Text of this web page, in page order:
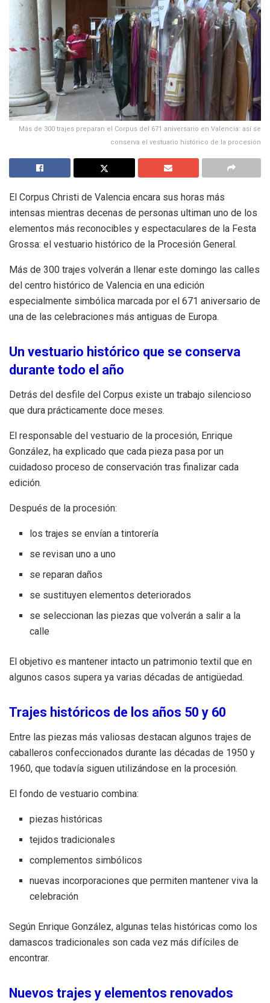
Más de 300 trajes preparan el Corpus del 671 aniversario en Valencia: así se
conserva el vestuario histórico de la procesión
El Corpus Christi de Valencia encara sus horas más
intensas mientras decenas de personas ultiman uno de los
elementos más reconocibles y espectaculares de la Festa
Grossa: el vestuario histórico de la Procesión General.
Más de 300 trajes volverán a llenar este domingo las calles
del centro histórico de Valencia en una edición
especialmente simbólica marcada por el 671 aniversario de
una de las celebraciones más antiguas de Europa.
Un vestuario histórico que se conserva
durante todo el año
Detrás del desfile del Corpus existe un trabajo silencioso
que dura prácticamente doce meses.
El responsable del vestuario de la procesión, Enrique
González, ha explicado que cada pieza pasa por un
cuidadoso proceso de conservación tras finalizar cada
edición.
Después de la procesión:
los trajes se envían a tintorería
se revisan uno a uno
se reparan daños
se sustituyen elementos deteriorados
se seleccionan las piezas que volverán a salir a la
calle
El objetivo es mantener intacto un patrimonio textil que en
algunos casos supera ya varias décadas de antigüedad.
Trajes históricos de los años 50 y 60
Entre las piezas más valiosas destacan algunos trajes de
caballeros confeccionados durante las décadas de 1950 y
1960, que todavía siguen utilizándose en la procesión.
El fondo de vestuario combina:
piezas históricas
tejidos tradicionales
complementos simbólicos
nuevas incorporaciones que permiten mantener viva la
celebración
Según Enrique González, algunas telas históricas como los
damascos tradicionales son cada vez más difíciles de
encontrar.
Nuevos trajes y elementos renovados